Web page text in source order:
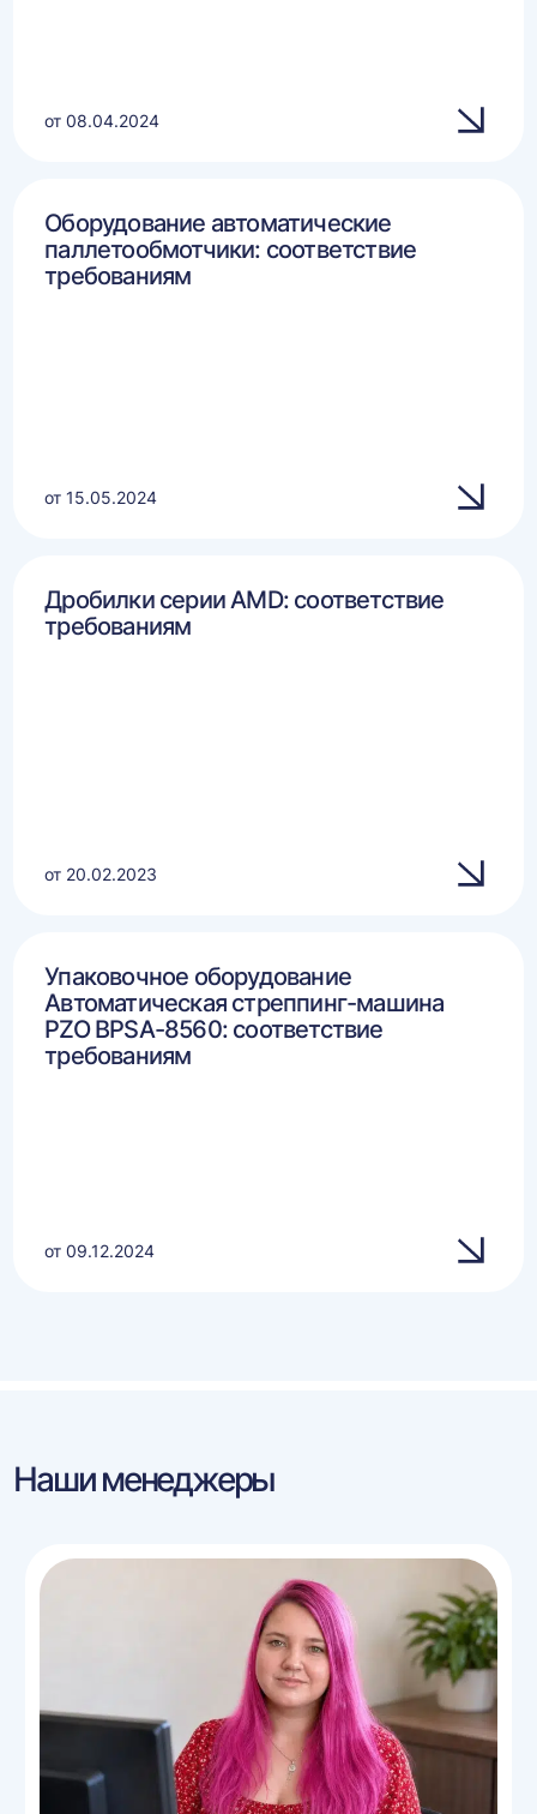
от 08.04.2024
Оборудование автоматические
паллетообмотчики: соответствие
требованиям
от 15.05.2024
Дробилки серии AMD: соответствие
требованиям
от 20.02.2023
Упаковочное оборудование
Автоматическая стреппинг-машина
PZO BPSA-8560: соответствие
требованиям
от 09.12.2024
Наши менеджеры